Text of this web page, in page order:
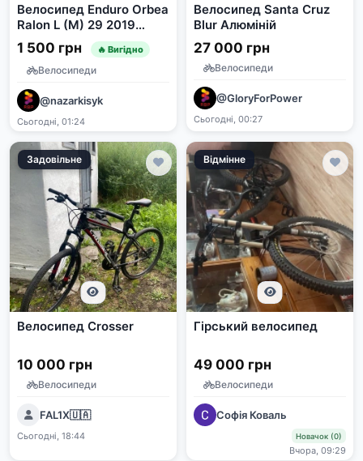
Велосипед Enduro Orbea
Ralon L (M) 29 2019
Carbon
1 500 грн 🔥 Вигідно
Велосипеди
@nazarkisyk
Сьогодні, 01:24
Велосипед Santa Cruz
Blur Алюміній
27 000 грн
Велосипеди
@GloryForPower
Сьогодні, 00:27
Задовільне
Велосипед Crosser
10 000 грн
Велосипеди
FAL1X🇺🇦
Сьогодні, 18:44
Відмінне
Гірський велосипед
49 000 грн
Велосипеди
Софія Коваль
Новачок (0)
Вчора, 09:29